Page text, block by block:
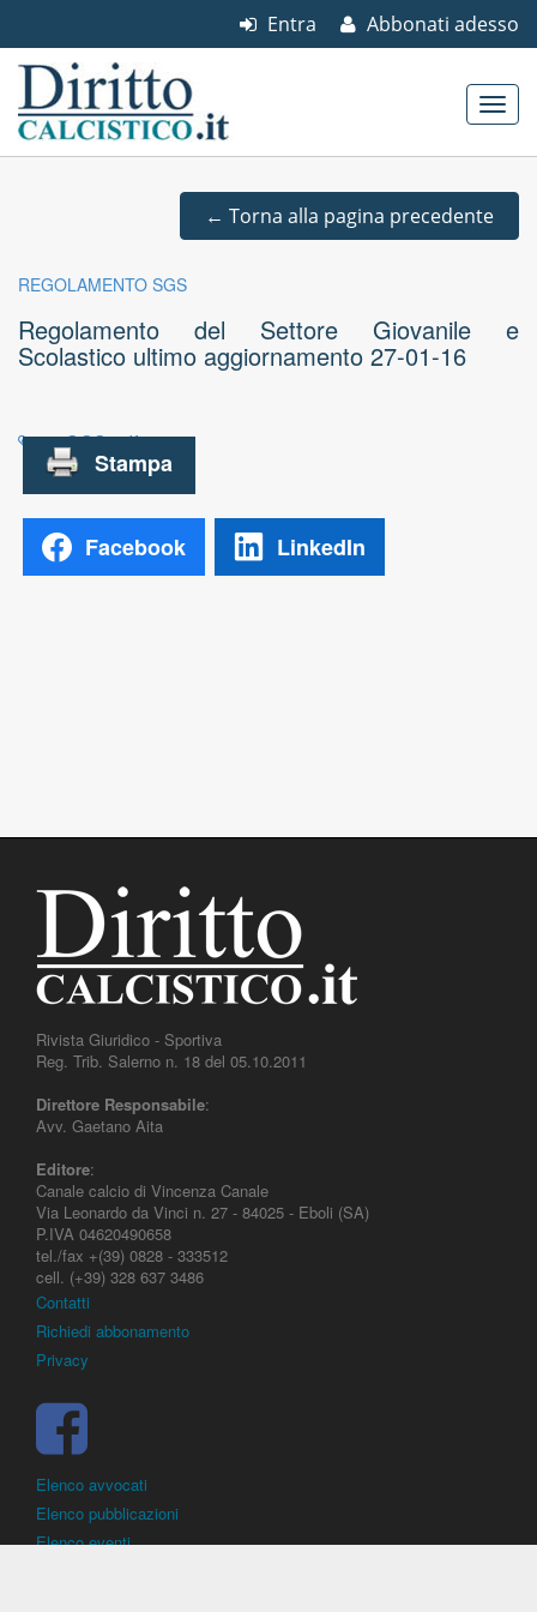
Abbonati adesso
Entra
← Torna alla pagina precedente
REGOLAMENTO SGS
Regolamento del Settore Giovanile e
Scolastico ultimo aggiornamento 27-01-16
regSGS.pdf
Facebook LinkedIn
Rivista Giuridico - Sportiva
Reg. Trib. Salerno n. 18 del 05.10.2011
Direttore Responsabile:
Avv. Gaetano Aita
Editore:
Canale calcio di Vincenza Canale
Via Leonardo da Vinci n. 27 - 84025 - Eboli (SA)
P.IVA 04620490658
tel./fax +(39) 0828 - 333512
cell. (+39) 328 637 3486
Contatti
Richiedi abbonamento
Privacy
Elenco avvocati
Elenco pubblicazioni
Elenco eventi